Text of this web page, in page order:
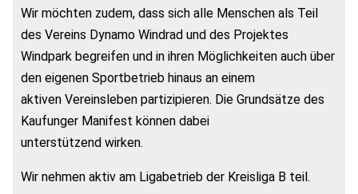
Wir möchten zudem, dass sich alle Menschen als Teil
des Vereins Dynamo Windrad und des Projektes
Windpark begreifen und in ihren Möglichkeiten auch über
den eigenen Sportbetrieb hinaus an einem
aktiven Vereinsleben partizipieren. Die Grundsätze des
Kaufunger Manifest können dabei
unterstützend wirken.
Wir nehmen aktiv am Ligabetrieb der Kreisliga B teil.